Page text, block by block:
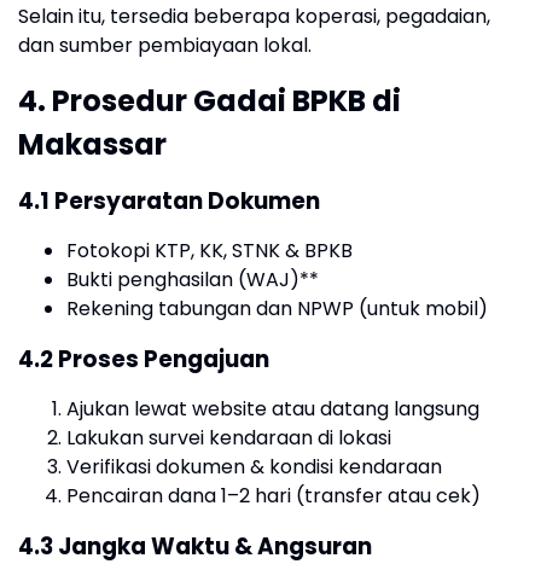
Selain itu, tersedia beberapa koperasi, pegadaian,
dan sumber pembiayaan lokal.
4. Prosedur Gadai BPKB di
Makassar
4.1 Persyaratan Dokumen
Fotokopi KTP, KK, STNK & BPKB
Bukti penghasilan (WAJ)**
Rekening tabungan dan NPWP (untuk mobil)
4.2 Proses Pengajuan
Ajukan lewat website atau datang langsung
Lakukan survei kendaraan di lokasi
Verifikasi dokumen & kondisi kendaraan
Pencairan dana 1–2 hari (transfer atau cek)
4.3 Jangka Waktu & Angsuran